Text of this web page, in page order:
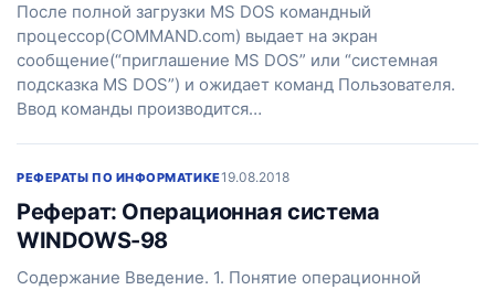
После полной загрузки MS DOS командный
процессор(COMMAND.com) выдает на экран
сообщение(“приглашение MS DOS” или “системная
подсказка MS DOS”) и ожидает команд Пользователя.
Ввод команды производится…
РЕФЕРАТЫ ПО ИНФОРМАТИКЕ19.08.2018
Реферат: Операционная система
WINDOWS-98
Содержание Введение. 1. Понятие операционной